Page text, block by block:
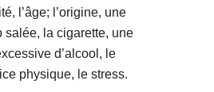
l’âge; l’origine, une
salée, la cigarette, une
d’alcool, le
physique, le stress.